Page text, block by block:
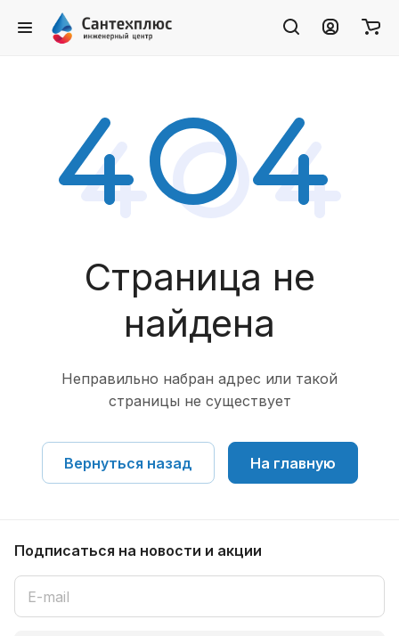
Страница не
найдена
Неправильно набран адрес или такой
страницы не существует
Вернуться назад На главную
Подписаться на новости и акции